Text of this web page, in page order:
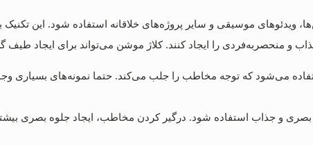
ویدئوهای موسیقی و سایر پروژه‌های خلاقانه استفاده شود. این تکنیک
و منحصربه‌فردی را ایجاد کنند. کلاژ موشن می‌تواند برای ایجاد طیف
می‌شود که توجه مخاطب را جلب می‌کند. حتما نمونه‌های بسیاری
بصری و جذاب استفاده شود. درگیر کردن مخاطب، ایجاد جلوه بصری